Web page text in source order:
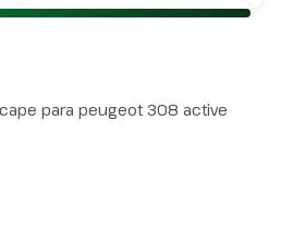
para peugeot 308 active